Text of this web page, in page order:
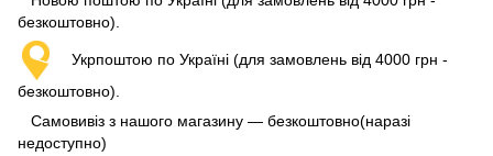
безкоштовно).
Укрпоштою по Україні (для замовлень від 4000 грн -
безкоштовно).
Самовивіз з нашого магазину — безкоштовно(наразі
недоступно)